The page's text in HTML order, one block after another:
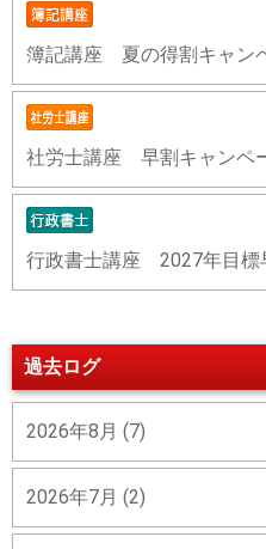
簿記講座 夏の得割キャン
社労士講座 早割キャンペ
行政書士講座 2027年目標
過去ログ
2026年8月 (7)
2026年7月 (2)